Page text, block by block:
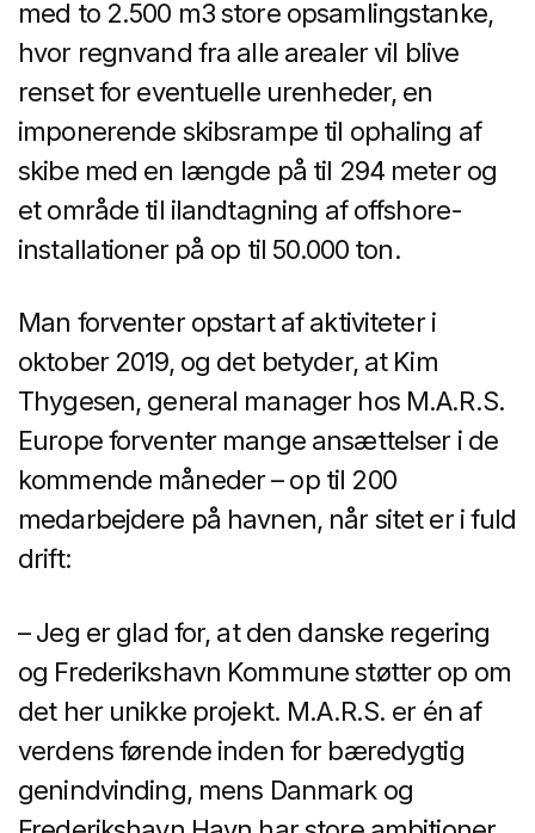
med to 2.500 m3 store opsamlingstanke,
hvor regnvand fra alle arealer vil blive
renset for eventuelle urenheder, en
imponerende skibsrampe til ophaling af
skibe med en længde på til 294 meter og
et område til ilandtagning af offshore-
installationer på op til 50.000 ton.
Man forventer opstart af aktiviteter i
oktober 2019, og det betyder, at Kim
Thygesen, general manager hos M.A.R.S.
Europe forventer mange ansættelser i de
kommende måneder – op til 200
medarbejdere på havnen, når sitet er i fuld
drift:
– Jeg er glad for, at den danske regering
og Frederikshavn Kommune støtter op om
det her unikke projekt. M.A.R.S. er én af
verdens førende inden for bæredygtig
genindvinding, mens Danmark og